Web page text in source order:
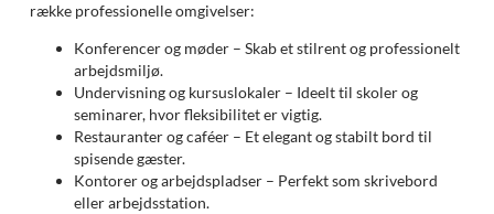
række professionelle omgivelser:
Konferencer og møder – Skab et stilrent og professionelt
arbejdsmiljø.
Undervisning og kursuslokaler – Ideelt til skoler og
seminarer, hvor fleksibilitet er vigtig.
Restauranter og caféer – Et elegant og stabilt bord til
spisende gæster.
Kontorer og arbejdspladser – Perfekt som skrivebord
eller arbejdsstation.